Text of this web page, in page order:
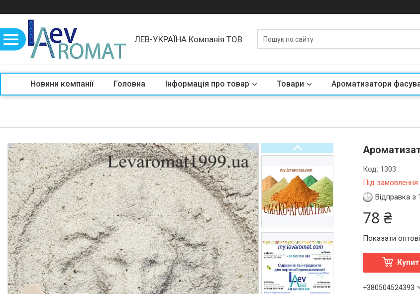
ЛЕВ-УКРАЇНА Компанія ТОВ
Новини компанії Головна Інформація про товар Товари Ароматизатори
Під замовлення
Код: 1303
Відправка з
78 ₴
Показати
+380504524393